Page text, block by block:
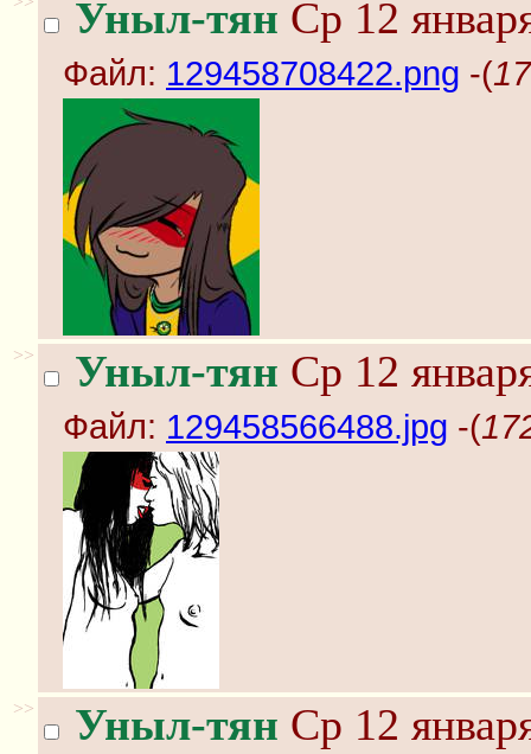
Уныл-тян Ср 12
Файл: 129458708422.png -(
>> Уныл-тян Ср 12
Файл: 129458566488.jpg -(
>> Уныл-тян Ср 12